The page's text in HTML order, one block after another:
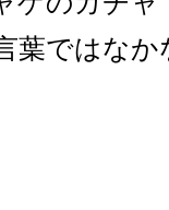
葉ではな